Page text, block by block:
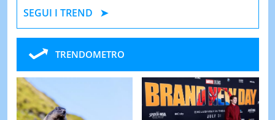
SEGUI I TREND
TRENDOMETRO